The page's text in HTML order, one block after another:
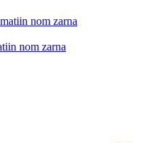
nom zarna